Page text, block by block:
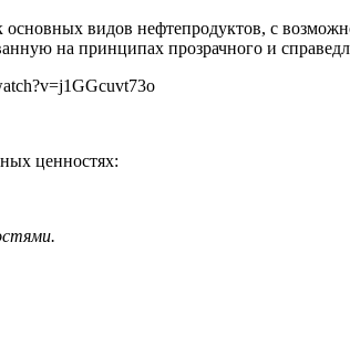
видов нефтепродуктов, с
на принципах прозрачного и
ценностях: